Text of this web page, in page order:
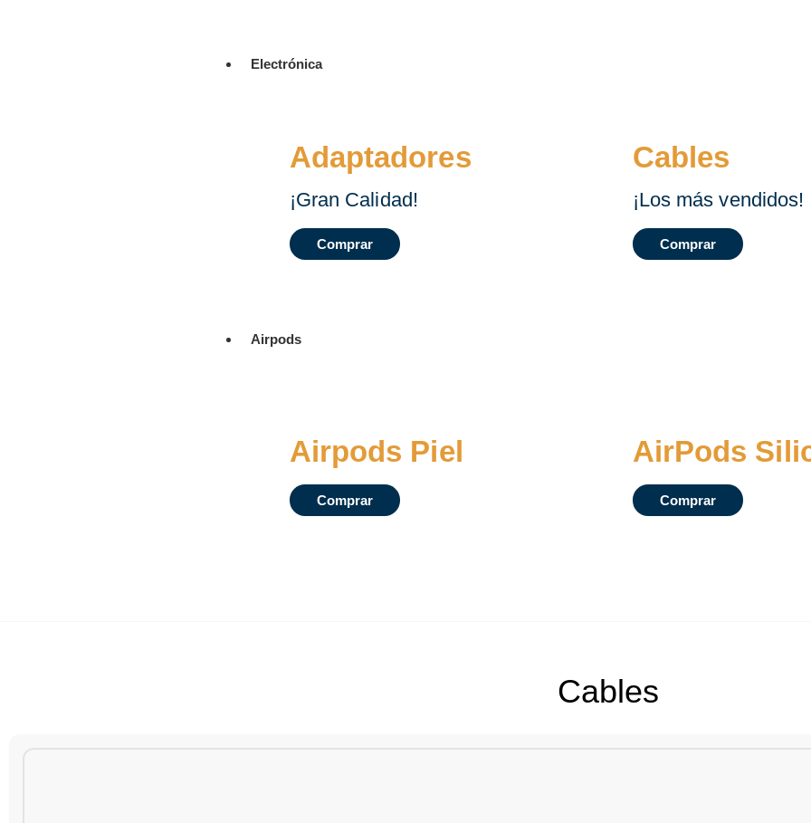
Electrónica
Adaptadores
¡Gran Calidad!
Comprar
Cables
¡Los más vendidos!
Comprar
Airpods
Airpods Piel
Comprar
AirPods
Comprar
Cables